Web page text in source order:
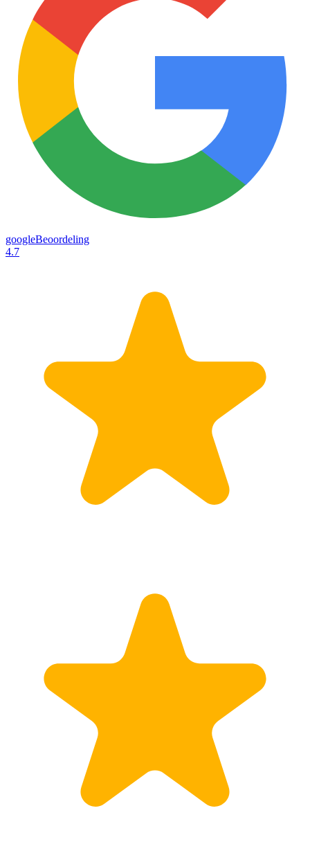
googleBeoordeling
4.7